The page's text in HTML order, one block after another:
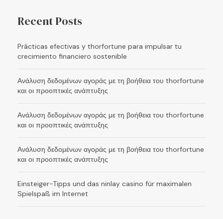
Recent Posts
Prácticas efectivas y thorfortune para impulsar tu
crecimiento financiero sostenible
Ανάλυση δεδομένων αγοράς με τη βοήθεια του thorfortune
και οι προοπτικές ανάπτυξης
Ανάλυση δεδομένων αγοράς με τη βοήθεια του thorfortune
και οι προοπτικές ανάπτυξης
Ανάλυση δεδομένων αγοράς με τη βοήθεια του thorfortune
και οι προοπτικές ανάπτυξης
Einsteiger-Tipps und das ninlay casino für maximalen
Spielspaß im Internet